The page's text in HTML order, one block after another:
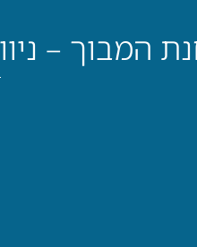
המבוך –